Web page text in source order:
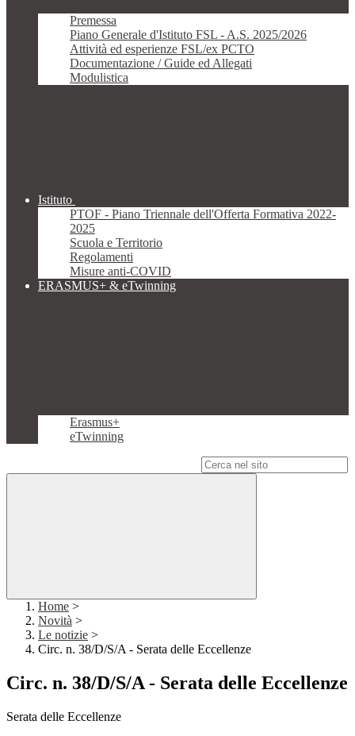
Premessa
Piano Generale d'Istituto FSL - A.S. 2025/2026
Attività ed esperienze FSL/ex PCTO
Documentazione / Guide ed Allegati
Modulistica
Istituto
PTOF - Piano Triennale dell'Offerta Formativa 2022-
2025
Scuola e Territorio
Regolamenti
Misure anti-COVID
ERASMUS+ & eTwinning
Erasmus+
eTwinning
Home >
Novità >
Le notizie >
Circ. n. 38/D/S/A - Serata delle Eccellenze
Circ. n. 38/D/S/A - Serata delle Eccellenze
Serata delle Eccellenze